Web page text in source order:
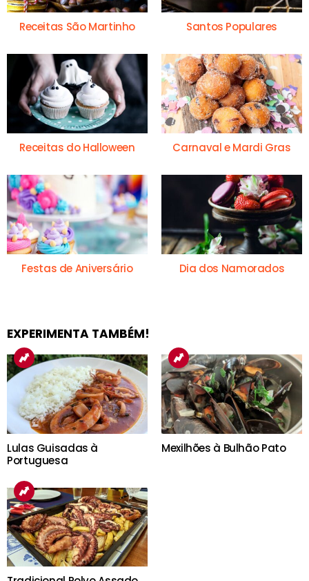
Receitas São Martinho Santos Populares
Receitas do Halloween Carnaval e Mardi Gras
Festas de Aniversário Dia dos Namorados
EXPERIMENTA TAMBÉM!
Lulas Guisadas à
Portuguesa
Mexilhões à Bulhão Pato